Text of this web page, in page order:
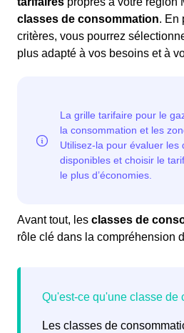
classes de consommation. En
critères, vous pourrez
plus adapté à vos besoins et à
Avant tout, les classes de
rôle clé dans la compréhension
Les classes de